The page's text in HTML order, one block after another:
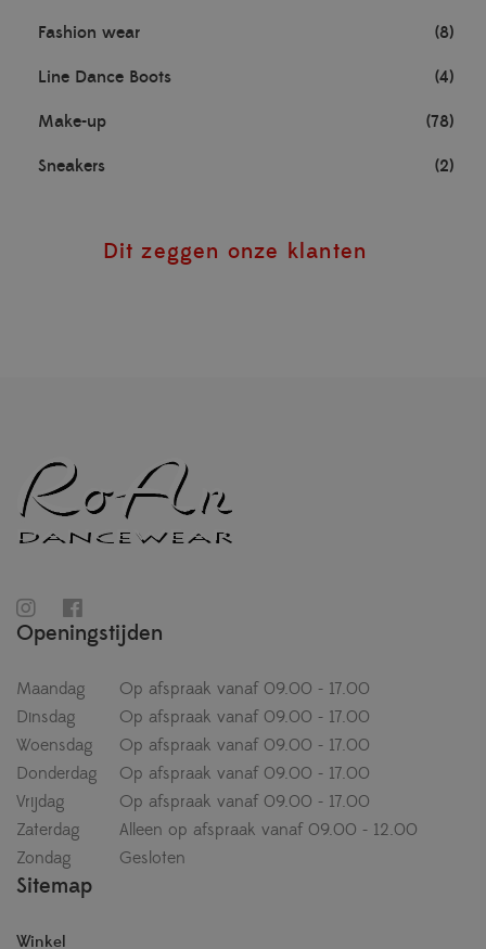
Fashion wear (8)
Line Dance Boots (4)
Make-up (78)
Sneakers (2)
Dit zeggen onze klanten
Openingstijden
Maandag
Op afspraak vanaf 09.00 - 17.00
Dinsdag
Op afspraak vanaf 09.00 - 17.00
Woensdag
Op afspraak vanaf 09.00 - 17.00
Donderdag
Op afspraak vanaf 09.00 - 17.00
Vrijdag
Op afspraak vanaf 09.00 - 17.00
Zaterdag
Alleen op afspraak vanaf 09.00 - 12.00
Zondag
Gesloten
Sitemap
Winkel